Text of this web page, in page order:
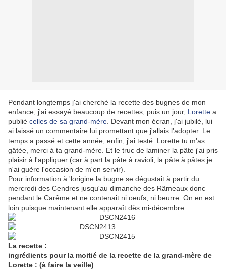
Pendant longtemps j'ai cherché la recette des bugnes de mon
enfance, j'ai essayé beaucoup de recettes, puis un jour, Lorette a
publié celles de sa grand-mère . Devant mon écran, j'ai jubilé, lui
ai laissé un commentaire lui promettant que j'allais l'adopter. Le
temps a passé et cette année, enfin, j'ai testé. Lorette tu m'as
gâtée, merci à ta grand-mère. Et le truc de laminer la pâte j'ai pris
plaisir à l'appliquer (car à part la pâte à ravioli, la pâte à pâtes je
n'ai guère l'occasion de m'en servir).
Pour information à 'lorigine la bugne se dégustait à partir du
mercredi des Cendres jusqu'au dimanche des Râmeaux donc
pendant le Carême et ne contenait ni oeufs, ni beurre. On en est
loin puisque maintenant elle apparaît dès mi-décembre...
La recette :
ingrédients pour la moitié de la recette de la grand-mère de
Lorette : (à faire la veille)